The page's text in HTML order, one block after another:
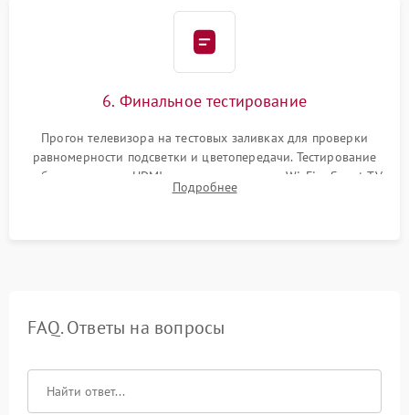
6. Финальное тестирование
Прогон телевизора на тестовых заливках для проверки
равномерности подсветки и цветопередачи. Тестирование
работы разъемов HDMI, динамиков, модуля Wi-Fi и Smart TV
в рабочем режиме в течение нескольких часов.
Подробнее
FAQ. Ответы на вопросы